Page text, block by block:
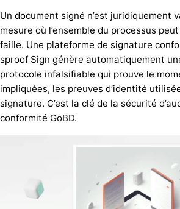
Un document signé n’est juridiquement
mesure où l’ensemble du processus
faille. Une plateforme de signature
sproof Sign génère automatiquement
protocole infalsifiable qui prouve le
impliquées, les preuves d’identité
signature. C’est la clé de la sécurité
conformité GoBD.